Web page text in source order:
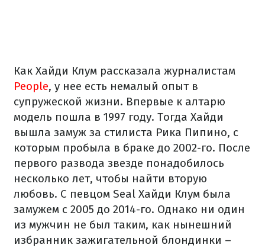
Как Хайди Клум рассказала журналистам
People, у нее есть немалый опыт в
супружеской жизни. Впервые к алтарю
модель пошла в 1997 году. Тогда Хайди
вышла замуж за стилиста Рика Пипино, с
которым пробыла в браке до 2002-го. После
первого развода звезде понадобилось
несколько лет, чтобы найти вторую
любовь. С певцом Seal Хайди Клум была
замужем с 2005 до 2014-го. Однако ни один
из мужчин не был таким, как нынешний
избранник зажигательной блондинки –